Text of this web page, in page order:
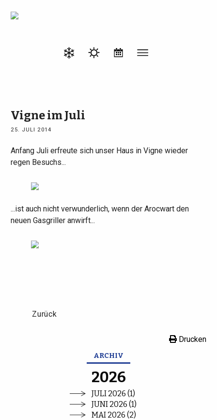
Vigne im Juli
25. JULI 2014
Anfang Juli erfreute sich unser Haus in Vigne wieder
regen Besuchs...
...ist auch nicht verwunderlich, wenn der Arocwart den
neuen Gasgriller anwirft...
Zurück
Drucken
ARCHIV
2026
JULI 2026 (1)
JUNI 2026 (1)
MAI 2026 (2)